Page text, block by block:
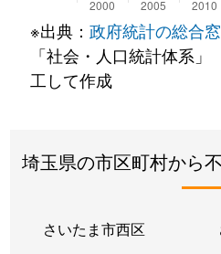
※出典： 政府統計の総合
「社会・人口統計体系
工して作成
埼玉県の市区町村から
さいたま市西区